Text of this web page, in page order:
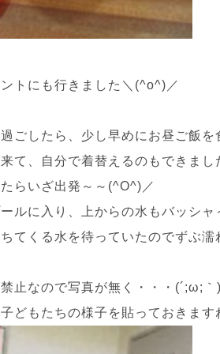
トにも行きました＼(^o^)／
ごしたら、少し早めにお昼ご飯
て、自分で着替えるのもできま
らいざ出発～～(^O^)／
ルに入り、上からの水もバッシャ
てくる水を待っていたのでずぶ濡
止なので写真が無く・・・(´;ω;｀)
どもたちの様子を貼っておきます